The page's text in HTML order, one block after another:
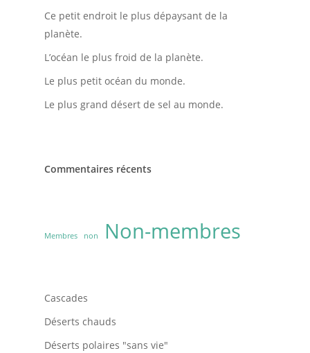
Ce petit endroit le plus dépaysant de la
planète.
L’océan le plus froid de la planète.
Le plus petit océan du monde.
Le plus grand désert de sel au monde.
Commentaires récents
Membres non Non-membres
Cascades
Déserts chauds
Déserts polaires "sans vie"